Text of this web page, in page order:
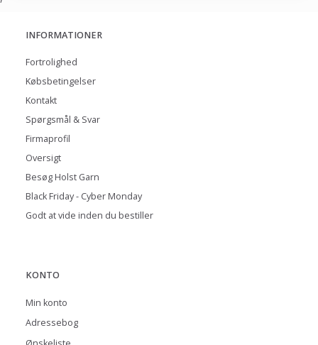
INFORMATIONER
Fortrolighed
Købsbetingelser
Kontakt
Spørgsmål & Svar
Firmaprofil
Oversigt
Besøg Holst Garn
Black Friday - Cyber Monday
Godt at vide inden du bestiller
KONTO
Min konto
Adressebog